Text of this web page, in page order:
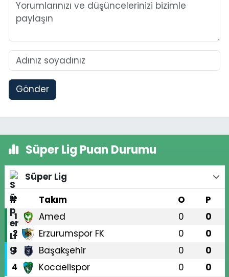
Gönder
Süper Lig Puan Durumu
Süper Lig
#
Takım O P
1 Amed 0 0
2 Erzurumspor FK 0 0
3 Başakşehir 0 0
4 Kocaelispor 0 0